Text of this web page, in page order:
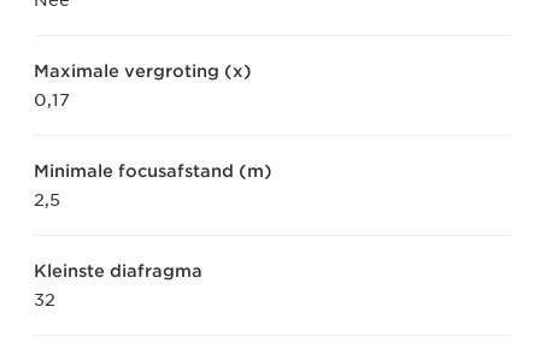
Maximale vergroting (x)
0,17
Minimale focusafstand (m)
2,5
Kleinste diafragma
32